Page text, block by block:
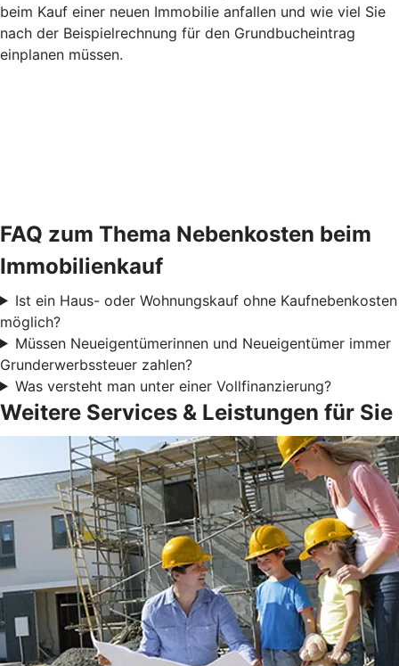
beim Kauf einer neuen Immobilie anfallen und wie viel Sie
nach der Beispielrechnung für den Grundbucheintrag
einplanen müssen.
FAQ zum Thema Nebenkosten beim
Immobilienkauf
Ist ein Haus- oder Wohnungskauf ohne Kaufnebenkosten
möglich?
Müssen Neueigentümerinnen und Neueigentümer immer
Grunderwerbssteuer zahlen?
Was versteht man unter einer Vollfinanzierung?
Weitere Services & Leistungen für Sie